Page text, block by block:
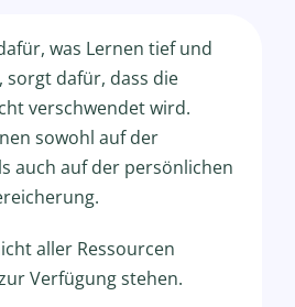
was Lernen tief und
sorgt dafür, dass die
verschwendet wird.
sowohl auf der
auch auf der persönlichen
aller Ressourcen
Verfügung stehen.